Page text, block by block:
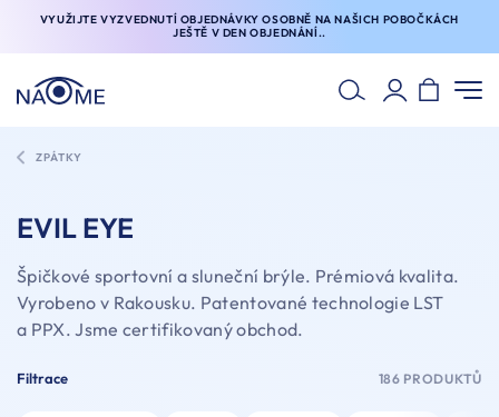
VYUŽIJTE VYZVEDNUTÍ OBJEDNÁVKY OSOBNĚ NA NAŠICH POBOČKÁCH
JEŠTĚ V DEN OBJEDNÁNÍ..
ZPÁTKY
EVIL EYE
Špičkové sportovní a sluneční brýle. Prémiová kvalita.
Vyrobeno v Rakousku. Patentované technologie LST
a PPX. Jsme certifikovaný obchod.
Filtrace 186 PRODUKTŮ